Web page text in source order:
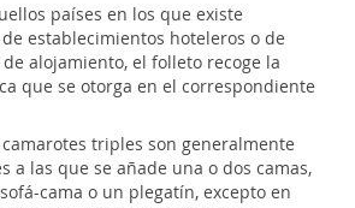
países en los que existe
establecimientos hoteleros o de
alojamiento, el folleto recoge la
que se otorga en el correspondiente
triples son generalmente
a las que se añade una o dos camas,
cama o un plegatín, excepto en